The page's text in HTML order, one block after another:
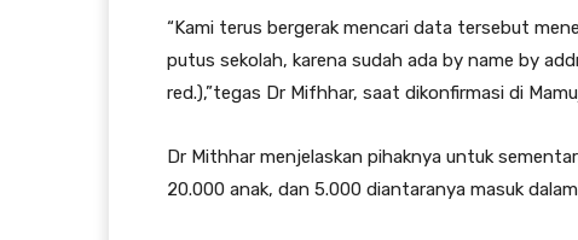
“Kami terus bergerak mencari data tersebut
putus sekolah, karena sudah ada by name by
red.),”tegas Dr Mifhhar, saat dikonfirmasi di
Dr Mithhar menjelaskan pihaknya untuk
20.000 anak, dan 5.000 diantaranya masuk